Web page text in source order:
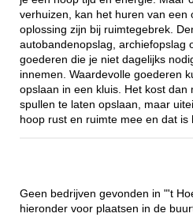
verhuizen, kan het huren van een
oplossing zijn bij ruimtegebrek.
autobandenopslag, archiefopslag
goederen die je niet dagelijks
innemen. Waardevolle goederen
opslaan in een kluis. Het kost dan
spullen te laten opslaan, maar
hoop rust en ruimte mee en dat is
Geen bedrijven gevonden in "'t
hieronder voor plaatsen in de